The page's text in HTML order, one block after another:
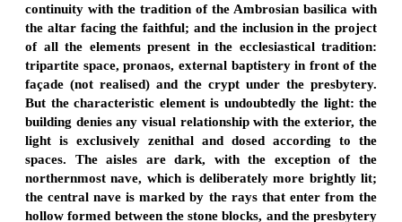
continuity with the tradition of the Ambrosian basilica with
the altar facing the faithful; and the inclusion in the project
of all the elements present in the ecclesiastical tradition:
tripartite space, pronaos, external baptistery in front of the
façade (not realised) and the crypt under the presbytery.
But the characteristic element is undoubtedly the light: the
building denies any visual relationship with the exterior, the
light is exclusively zenithal and dosed according to the
spaces. The aisles are dark, with the exception of the
northernmost nave, which is deliberately more brightly lit;
the central nave is marked by the rays that enter from the
hollow formed between the stone blocks, and the presbytery